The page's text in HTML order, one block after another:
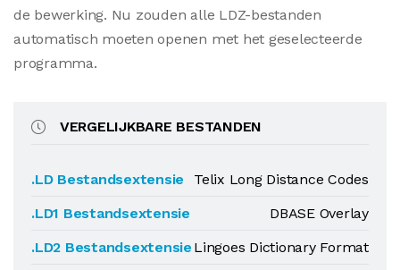
de bewerking. Nu zouden alle LDZ-bestanden
automatisch moeten openen met het geselecteerde
programma.
VERGELIJKBARE BESTANDEN
.LD Bestandsextensie
Telix Long Distance Codes
.LD1 Bestandsextensie
DBASE Overlay
.LD2 Bestandsextensie Lingoes Dictionary Format